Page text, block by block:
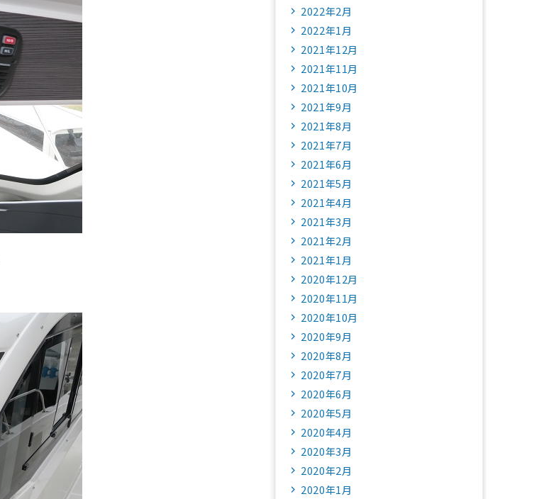
2022年2月
2022年1月
2021年12月
2021年11月
2021年10月
2021年9月
2021年8月
2021年7月
2021年6月
2021年5月
2021年4月
2021年3月
2021年2月
2021年1月
2020年12月
2020年11月
2020年10月
2020年9月
2020年8月
2020年7月
2020年6月
2020年5月
2020年4月
2020年3月
2020年2月
2020年1月